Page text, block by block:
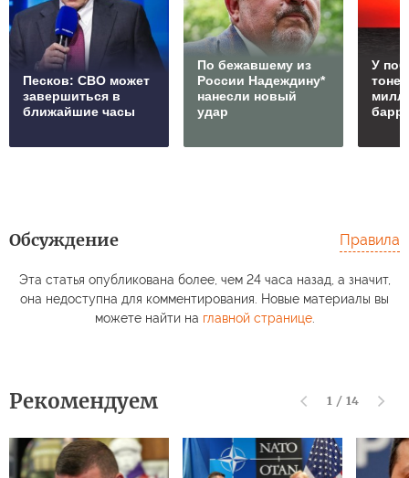
Песков: СВО может
завершиться в
ближайшие часы
По бежавшему из
России Надеждину*
нанесли новый
удар
У
Обсуждение Правила
Эта статья опубликована более, чем 24 часа назад, а значит,
она недоступна для комментирования. Новые материалы вы
можете найти на главной странице.
Рекомендуем 1 / 14